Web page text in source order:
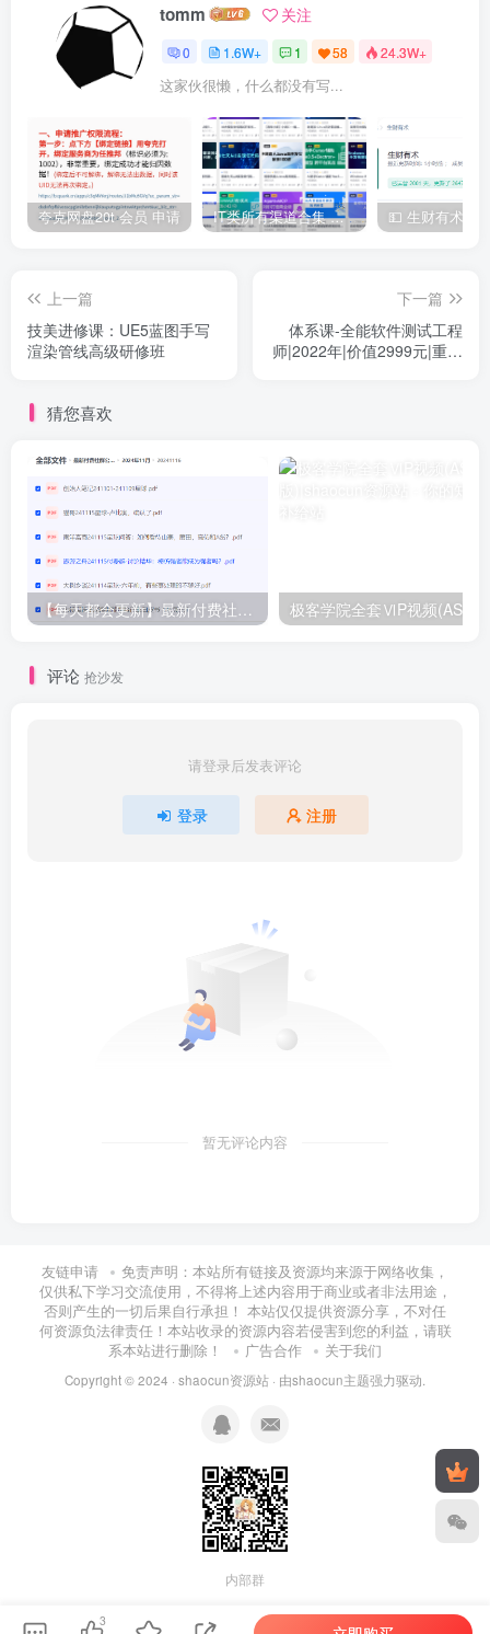
tomm 关注
0 1.6W+ 1 58 24.3W+
这家伙很懒，什么都没有写...
夸克网盘20t 会员 申请 IT类所有渠道合集 持续日更，目前近四千多条资源 年费用户微信私信获取权限
上一篇
技美进修课：UE5蓝图手写
渲染管线高级研修班
下一篇
体系课-全能软件测试工程
师|2022年|价值2999元|重磅
猜您喜欢
【每天都会更新】最新付费社群公众号文章 极客学院全套ⅥP视频(AS版)
评论 抢沙发
请登录后发表评论
登录 注册
暂无评论内容
友链申请
免责声明：本站所有链接及资源均来源于网络收集，
仅供私下学习交流使用，不得将上述内容用于商业或者非法用途，
否则产生的一切后果自行承担！ 本站仅仅提供资源分享，不对任
何资源负法律责任！本站收录的资源内容若侵害到您的利益，请联
系本站进行删除！
广告合作 关于我们
Copyright © 2024 · shaocun资源站 · 由shaocun主题强力驱动.
内部群
3